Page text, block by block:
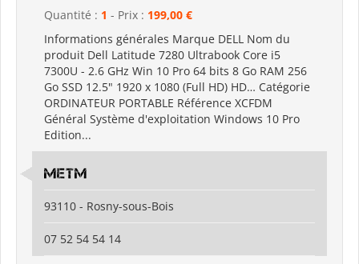
Quantité : 1 - Prix : 199,00 €
Informations générales Marque DELL Nom du
produit Dell Latitude 7280 Ultrabook Core i5
7300U - 2.6 GHz Win 10 Pro 64 bits 8 Go RAM 256
Go SSD 12.5" 1920 x 1080 (Full HD) HD… Catégorie
ORDINATEUR PORTABLE Référence XCFDM
Général Système d'exploitation Windows 10 Pro
Edition...
metm
93110 - Rosny-sous-Bois
07 52 54 54 14